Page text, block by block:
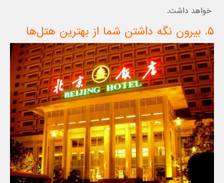
خواهد داشت.
۵. بیرون نگه داشتن شما از بهترین هتل‌ها